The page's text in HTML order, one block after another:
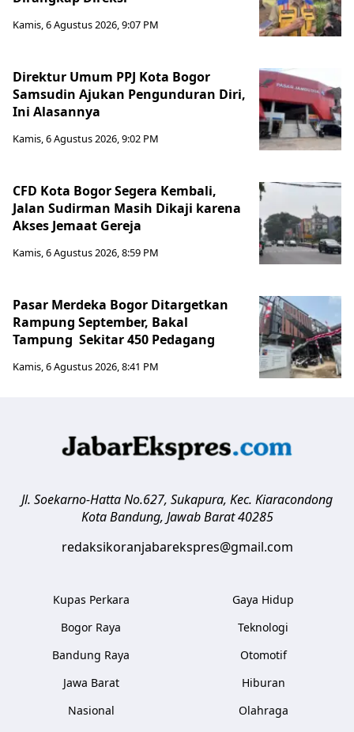
Kamis, 6 Agustus 2026, 9:07 PM
Direktur Umum PPJ Kota Bogor
Samsudin Ajukan Pengunduran Diri,
Ini Alasannya
Kamis, 6 Agustus 2026, 9:02 PM
CFD Kota Bogor Segera Kembali,
Jalan Sudirman Masih Dikaji karena
Akses Jemaat Gereja
Kamis, 6 Agustus 2026, 8:59 PM
Pasar Merdeka Bogor Ditargetkan
Rampung September, Bakal
Tampung Sekitar 450 Pedagang
Kamis, 6 Agustus 2026, 8:41 PM
Jl. Soekarno-Hatta No.627, Sukapura, Kec. Kiaracondong
Kota Bandung, Jawab Barat 40285
redaksikoranjabarekspres@gmail.com
Kupas Perkara
Bogor Raya
Bandung Raya
Jawa Barat
Nasional
Gaya Hidup
Teknologi
Otomotif
Hiburan
Olahraga